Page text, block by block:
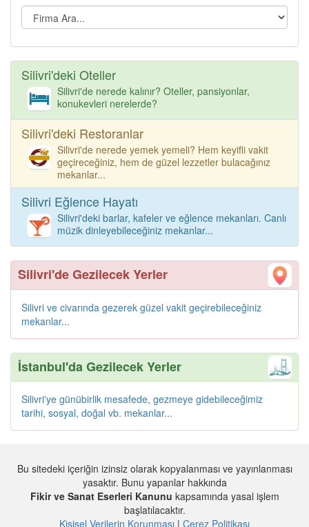
Silivri'deki Oteller
Silivri'de nerede kalınır? Oteller, pansiyonlar,
konukevleri nerelerde?
Silivri'deki Restoranlar
Silivri'de nerede yemek yemeli? Hem keyifli vakit
geçireceğiniz, hem de güzel lezzetler bulacağınız
mekanlar...
Silivri Eğlence Hayatı
Silivri'deki barlar, kafeler ve eğlence mekanları. Canlı
müzik dinleyebileceğiniz mekanlar...
Silivri'de Gezilecek Yerler
Silivri ve civarında gezerek güzel vakit geçirebileceğiniz
mekanlar...
İstanbul'da Gezilecek Yerler
Silivri'ye günübirlik mesafede, gezmeye gidebileceğimiz
tarihi, sosyal, doğal vb. mekanlar...
Bu sitedeki içeriğin izinsiz olarak kopyalanması ve yayınlanması
yasaktır. Bunu yapanlar hakkında
Fikir ve Sanat Eserleri Kanunu kapsamında yasal işlem
başlatılacaktır.
Kişisel Verilerin Korunması | Çerez Politikası